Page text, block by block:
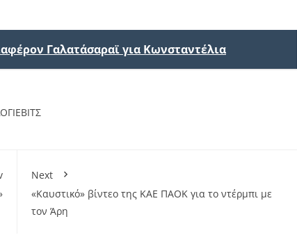
Γαλατάσαραϊ για Κωνσταντέλια
Next
«Καυστικό» βίντεο της ΚΑΕ ΠΑΟΚ για το ντέρμπι με
τον Άρη